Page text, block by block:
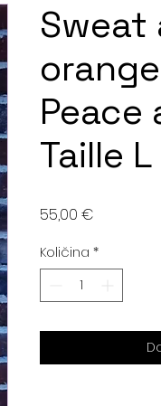
Sweat
Peace
Taille L
55,00 €
Količina *